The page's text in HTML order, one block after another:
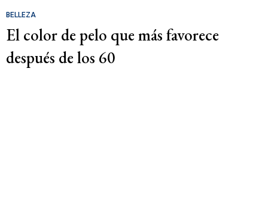
BELLEZA
El color de pelo que más favorece
después de los 60